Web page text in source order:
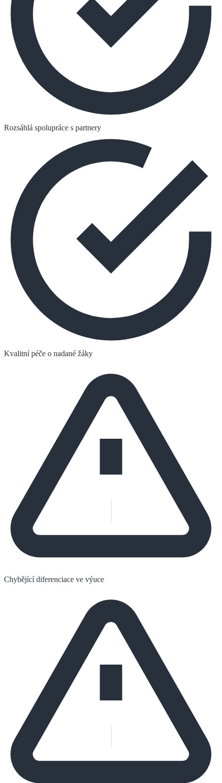
Rozsáhlá spolupráce s partnery
Kvalitní péče o nadané žáky
Chybějící diferenciace ve výuce